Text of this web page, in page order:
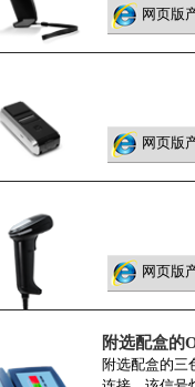
网页版
网页版
网页版
附选配盒的
附选配盒的三